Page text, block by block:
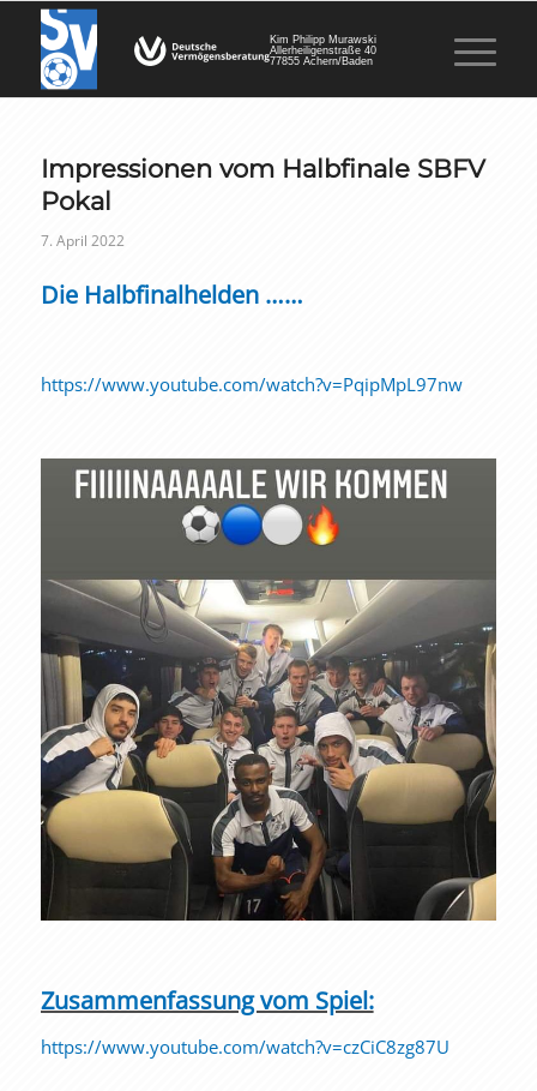
Kim Philipp Murawski
Allerheiligenstraße 40
77855 Achern/Baden
Impressionen vom Halbfinale SBFV
Pokal
7. April 2022
Die Halbfinalhelden ……
https://www.youtube.com/watch?v=PqipMpL97nw
Zusammenfassung vom Spiel:
https://www.youtube.com/watch?v=czCiC8zg87U